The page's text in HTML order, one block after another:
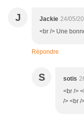
J Jackie 24/05/
<br /> Une
Répondre
S sotis
<br />
/> <br /